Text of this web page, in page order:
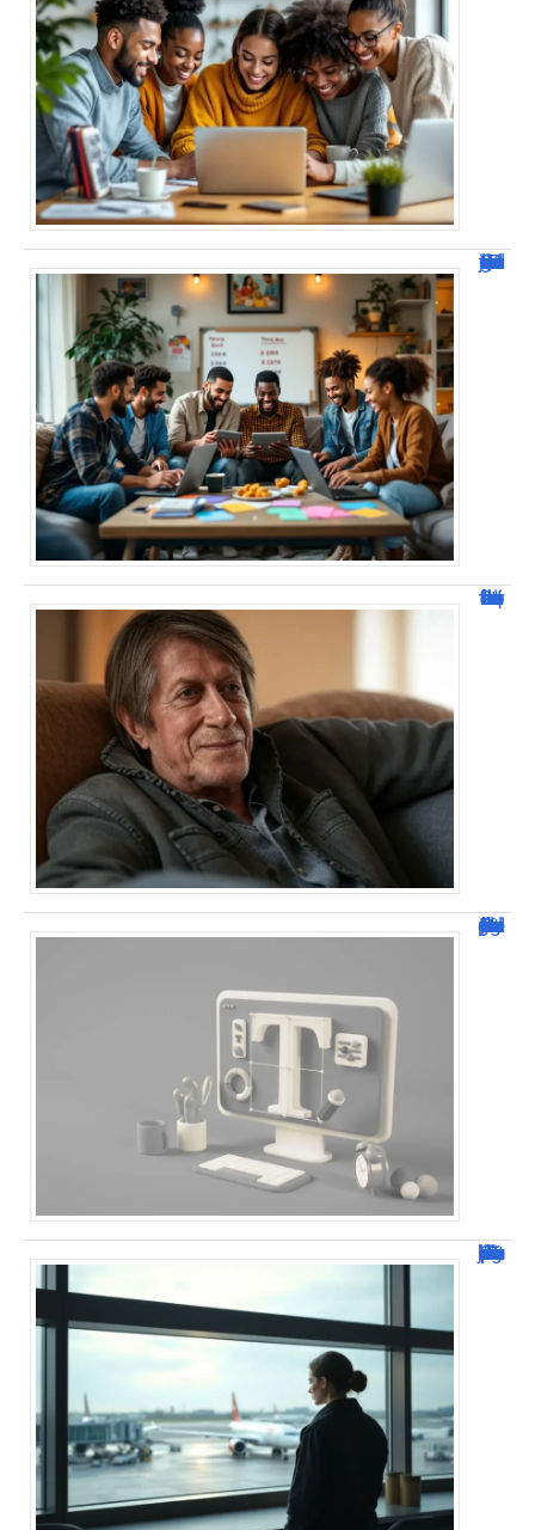
JetPunk : Quiz et jeux de culture générale
Jacques Dutronc fortune : estimation et sources de richesse !
Dafont Police : guide complet pour télécharger !
Combien de jour pour un décès d’un parent à l’étranger ?